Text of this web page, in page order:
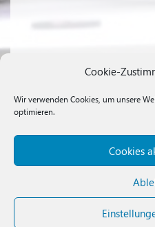
Cookie-
Wir verwenden Cookies, um unsere
optimieren.
Cookies